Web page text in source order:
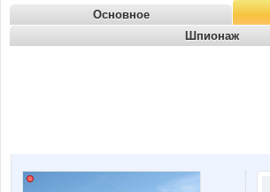
Основное
Шпионаж